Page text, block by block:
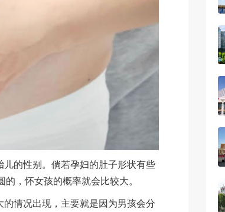
的性别。倘若孕妇的肚子形状有些
，怀女孩的概率就会比较大。
情况出现，主要就是因为男孩会分